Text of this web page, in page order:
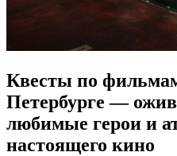
Квесты по
Петербурге —
любимые герои и
настоящего кино